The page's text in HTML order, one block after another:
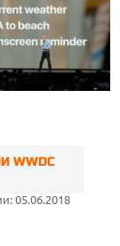
WWDC
05.06.2018